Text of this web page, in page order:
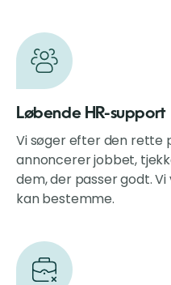
Løbende HR-support
Vi søger efter den rette
annoncerer jobbet,
dem, der passer godt.
kan bestemme.